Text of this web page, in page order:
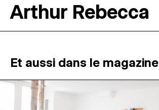
RÉSIDENCES ↓
ATELIERS OUVERTS
PROGRAMMATION
Arthur Rebecca
Et aussi dans le magazine